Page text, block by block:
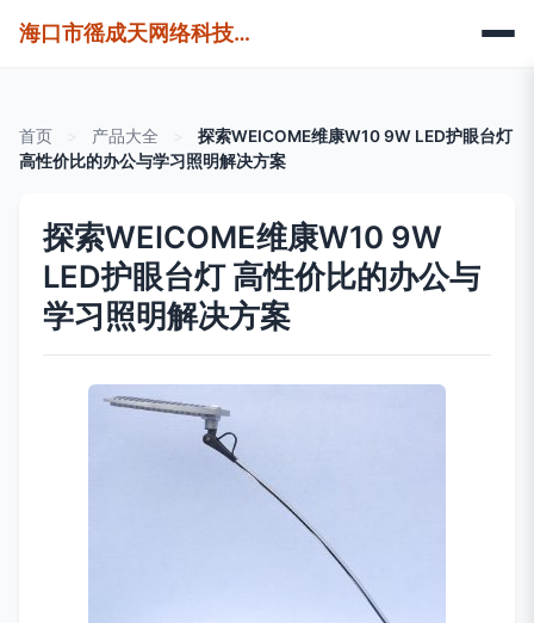
海口市徭成天网络科技有限公司
首页 产品大全
探索WEICOME维康W10 9W LED护眼台灯
高性价比的办公与学习照明解决方案
探索WEICOME维康W10 9W
LED护眼台灯 高性价比的办公与
学习照明解决方案